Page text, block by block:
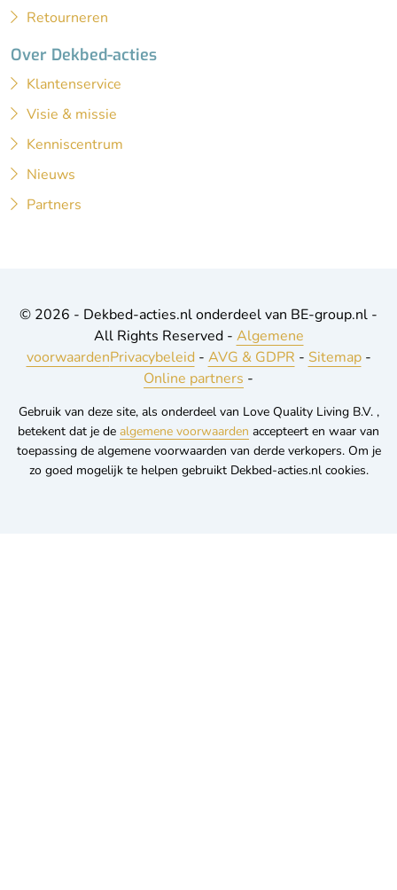
Retourneren
Over Dekbed-acties
Klantenservice
Visie & missie
Kenniscentrum
Nieuws
Partners
© 2026 - Dekbed-acties.nl onderdeel van BE-group.nl -
All Rights Reserved - Algemene
voorwaardenPrivacybeleid- AVG & GDPR - Sitemap-
Online partners -
Gebruik van deze site, als onderdeel van Love Quality Living B.V. ,
betekent dat je de algemene voorwaarden accepteert en waar van
toepassing de algemene voorwaarden van derde verkopers. Om je
zo goed mogelijk te helpen gebruikt Dekbed-acties.nl cookies.